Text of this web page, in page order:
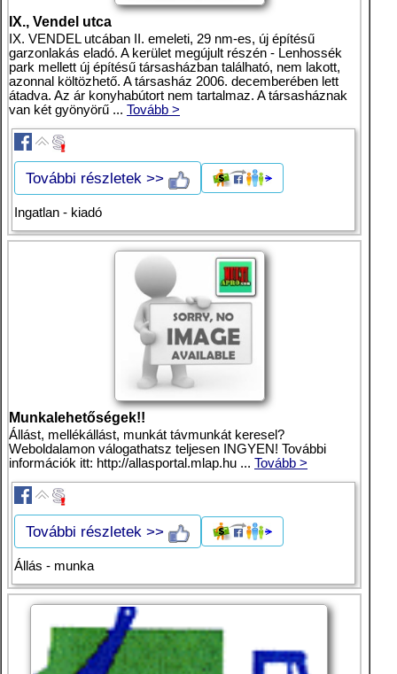
IX., Vendel utca
IX. VENDEL utcában II. emeleti, 29 nm-es, új építésű
garzonlakás eladó. A kerület megújult részén - Lenhossék
park mellett új építésű társasházban található, nem lakott,
azonnal költözhető. A társasház 2006. decemberében lett
átadva. Az ár konyhabútort nem tartalmaz. A társasháznak
van két gyönyörű ... Tovább >
További részletek >>
Ingatlan - kiadó
Munkalehetőségek!!
Állást, mellékállást, munkát távmunkát keresel?
Weboldalamon válogathatsz teljesen INGYEN! További
információk itt: http://allasportal.mlap.hu ... Tovább >
További részletek >>
Állás - munka